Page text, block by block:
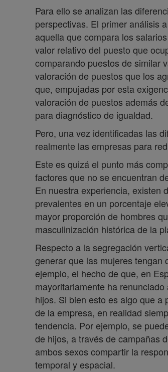
Para ello se analizan las
perspectivas. El primer análisis
aquella que compara los
valor relativo del puesto que
comparando puestos de similar
valoración de puestos que los
que, empujadas por esta
valoración de puestos además
para diagnóstico de igualdad.
Pero, una vez identificadas las
realmente las empresas para
Este es quizá el punto más
factores que no se encuentran
En nuestra experiencia, existen
prevalentes en un porcentaje
mayor proporción de hombres
masculinización histórica de la
Respecto a la segregación
generar que las mujeres tengan
ejemplo, el hecho de que, en
mayoritariamente ha
hijos. Si bien esto es algo que a
de la empresa, en realidad
tendencia. Por ejemplo, se
de hijos, a través de campañas
ambos sexos compartir la
temporal y espacial.